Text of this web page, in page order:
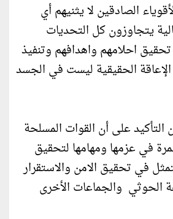
الصادقين لا يثنيهم أي
يتجاوزون كل التحديات
احلامهم واهدافهم وتنفيذ
الحقيقية ليست في الجسد
على أن القوات المسلحة
في عزمها ومهامها لتحقيق
في تحقيق الامن والاستقرار
الحوثي والجماعات الأخرى